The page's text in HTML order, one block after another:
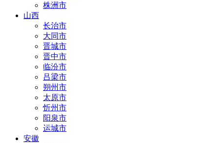
株洲市
山西
长治市
大同市
晋城市
晋中市
临汾市
吕梁市
朔州市
太原市
忻州市
阳泉市
运城市
安徽